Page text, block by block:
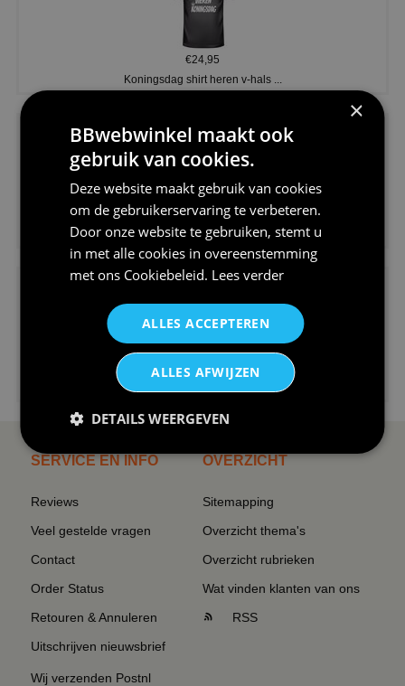
€24,95
Koningsdag shirt heren v-hals ...
€24,95
V-hals shirt rood wit blauw st...
€24,95
SERVICE EN INFO
Reviews
Veel gestelde vragen
Contact
Order Status
Retouren & Annuleren
Uitschrijven nieuwsbrief
Wij verzenden Postnl
OVERZICHT
Sitemapping
Overzicht thema's
Overzicht rubrieken
Wat vinden klanten van ons
RSS
×
BBwebwinkel maakt ook
gebruik van cookies.
Deze website maakt gebruik van cookies
om de gebruikerservaring te verbeteren.
Door onze website te gebruiken, stemt u
in met alle cookies in overeenstemming
met ons Cookiebeleid. Lees verder
ALLES ACCEPTEREN
ALLES AFWIJZEN
DETAILS WEERGEVEN